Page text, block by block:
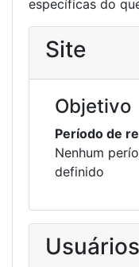
específicas do
Site
Objetivo
Período de
Nenhum
definido
Usuários